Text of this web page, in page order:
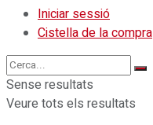
Iniciar sessió
Cistella de la compra
Sense resultats
Veure tots els resultats